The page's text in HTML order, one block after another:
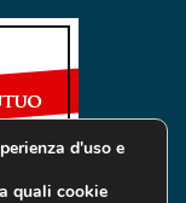
d'uso e
quali cookie